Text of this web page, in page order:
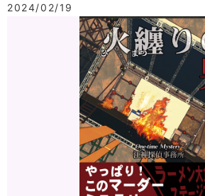
2024/02/19